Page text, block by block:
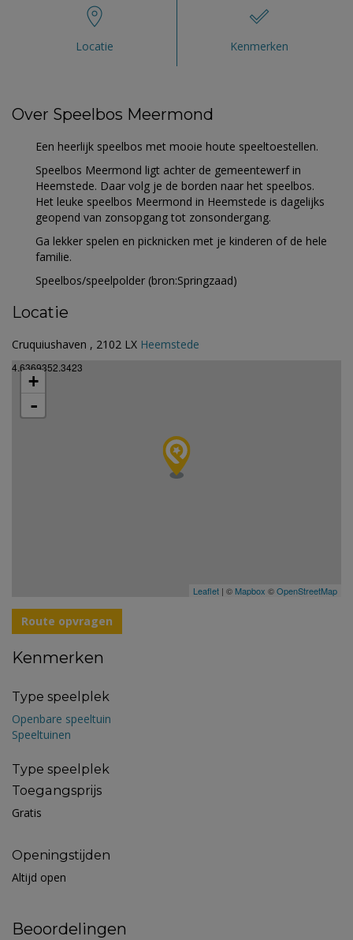
Locatie Kenmerken
Over Speelbos Meermond
Een heerlijk speelbos met mooie houte speeltoestellen.
Speelbos Meermond ligt achter de gemeentewerf in
Heemstede. Daar volg je de borden naar het speelbos.
Het leuke speelbos Meermond in Heemstede is dagelijks
geopend van zonsopgang tot zonsondergang.
Ga lekker spelen en picknicken met je kinderen of de hele
familie.
Speelbos/speelpolder (bron:Springzaad)
Locatie
Cruquiushaven , 2102 LX Heemstede
4.6369352.3423
+
-
Leaflet | © Mapbox ©OpenStreetMap
Route opvragen
Kenmerken
Type speelplek
Openbare speeltuin
Speeltuinen
Type speelplek
Toegangsprijs
Gratis
Openingstijden
Altijd open
Beoordelingen